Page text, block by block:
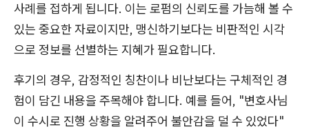
사례를 접하게 됩니다. 이는 로펌의 신뢰도를 가늠해 볼 수
있는 중요한 자료이지만, 맹신하기보다는 비판적인 시각
으로 정보를 선별하는 지혜가 필요합니다.
후기의 경우, 감정적인 칭찬이나 비난보다는 구체적인 경
험이 담긴 내용을 주목해야 합니다. 예를 들어, "변호사님
이 수시로 진행 상황을 알려주어 불안감을 덜 수 있었다"